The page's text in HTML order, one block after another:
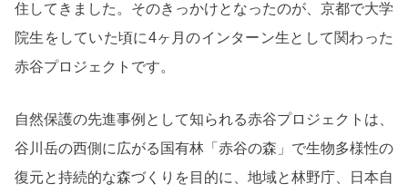
住してきました。そのきっかけとなったのが、京都で大学
院生をしていた頃に4ヶ月のインターン生として関わった
赤谷プロジェクトです。
自然保護の先進事例として知られる赤谷プロジェクトは、
谷川岳の西側に広がる国有林「赤谷の森」で生物多様性の
復元と持続的な森づくりを目的に、地域と林野庁、日本自